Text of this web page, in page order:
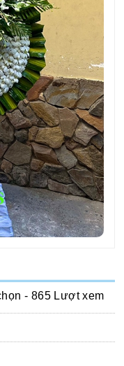
- 865 Lượt xem